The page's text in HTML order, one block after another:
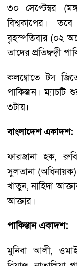
৩০ সেপ্টেম্বর
বিশ্বকাপের।
বৃহস্পতিবার (০২
তাদের প্রতিদ্বন্দ্বী
কলম্বোতে টস জিতে
পাকিস্তান।
৩টায়।
বাংলাদেশ একাদশ:
ফারজানা হক,
সুলতানা (অধিনায়ক),
খাতুন, নাহিদা
আক্তার।
পাকিস্তান একাদশ:
মুনিবা আলী,